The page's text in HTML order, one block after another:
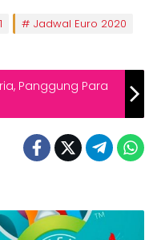
Jadwal Euro 2020
Panggung Para